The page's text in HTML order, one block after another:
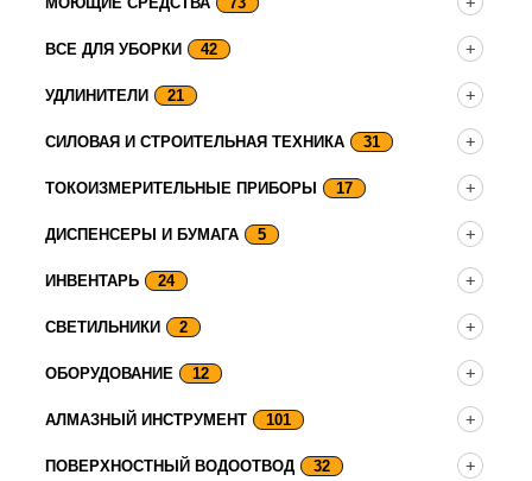
ВСЕ ДЛЯ УБОРКИ 42
УДЛИНИТЕЛИ 21
СИЛОВАЯ И СТРОИТЕЛЬНАЯ ТЕХНИКА 31
ТОКОИЗМЕРИТЕЛЬНЫЕ ПРИБОРЫ 17
ДИСПЕНСЕРЫ И БУМАГА 5
ИНВЕНТАРЬ 24
СВЕТИЛЬНИКИ 2
ОБОРУДОВАНИЕ 12
АЛМАЗНЫЙ ИНСТРУМЕНТ 101
ПОВЕРХНОСТНЫЙ ВОДООТВОД 32